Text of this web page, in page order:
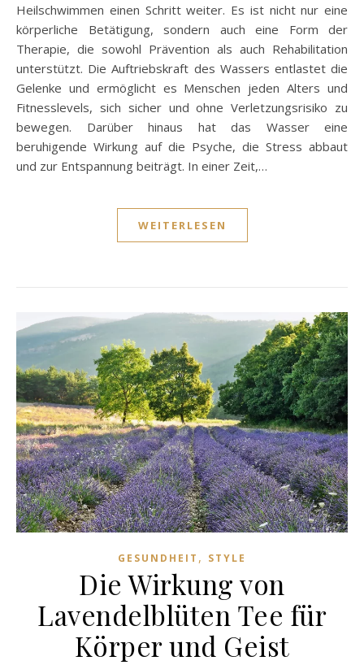
Heilschwimmen einen Schritt weiter. Es ist nicht nur eine
körperliche Betätigung, sondern auch eine Form der
Therapie, die sowohl Prävention als auch Rehabilitation
unterstützt. Die Auftriebskraft des Wassers entlastet die
Gelenke und ermöglicht es Menschen jeden Alters und
Fitnesslevels, sich sicher und ohne Verletzungsrisiko zu
bewegen. Darüber hinaus hat das Wasser eine
beruhigende Wirkung auf die Psyche, die Stress abbaut
und zur Entspannung beiträgt. In einer Zeit,…
WEITERLESEN
GESUNDHEIT , STYLE
Die Wirkung von
Lavendelblüten Tee für
Körper und Geist